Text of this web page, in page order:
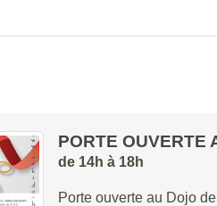
PORTE OUVERTE
de 14h à 18h
Porte ouverte au Dojo